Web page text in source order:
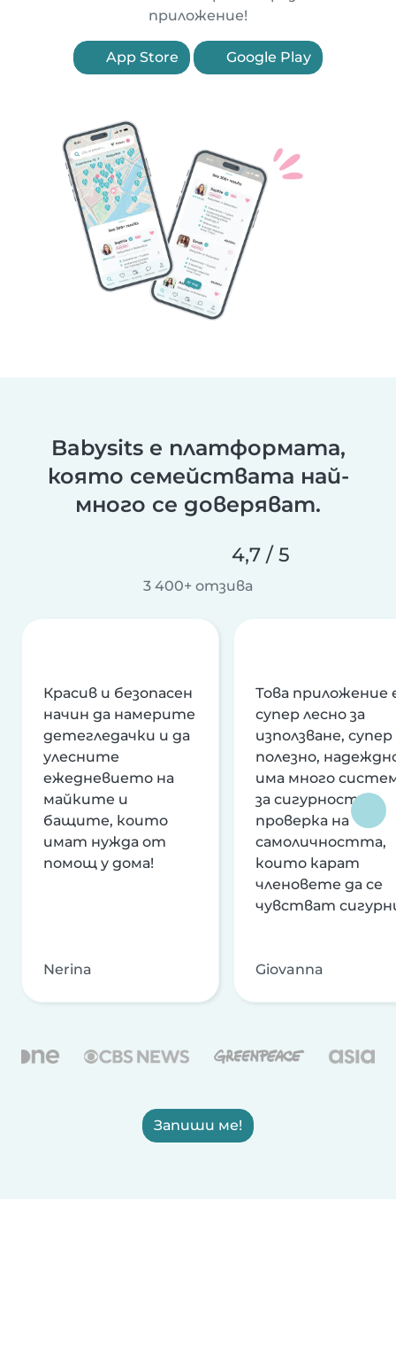
приложение!
App Store Google Play
Babysits е платформата,
която семействата най-
много се доверяват.
4,7 / 5
3 400+ отзива
Красив и безопасен
начин да намерите
детегледачки и да
улесните
ежедневието на
майките и
бащите, които
имат нужда от
помощ у дома!
Nerina
Това приложение
супер лесно за
използване, супер
полезно,
има много
за сигурност и
проверка на
самоличността,
които карат
членовете да се
чувстват
Giovanna
Запиши ме!